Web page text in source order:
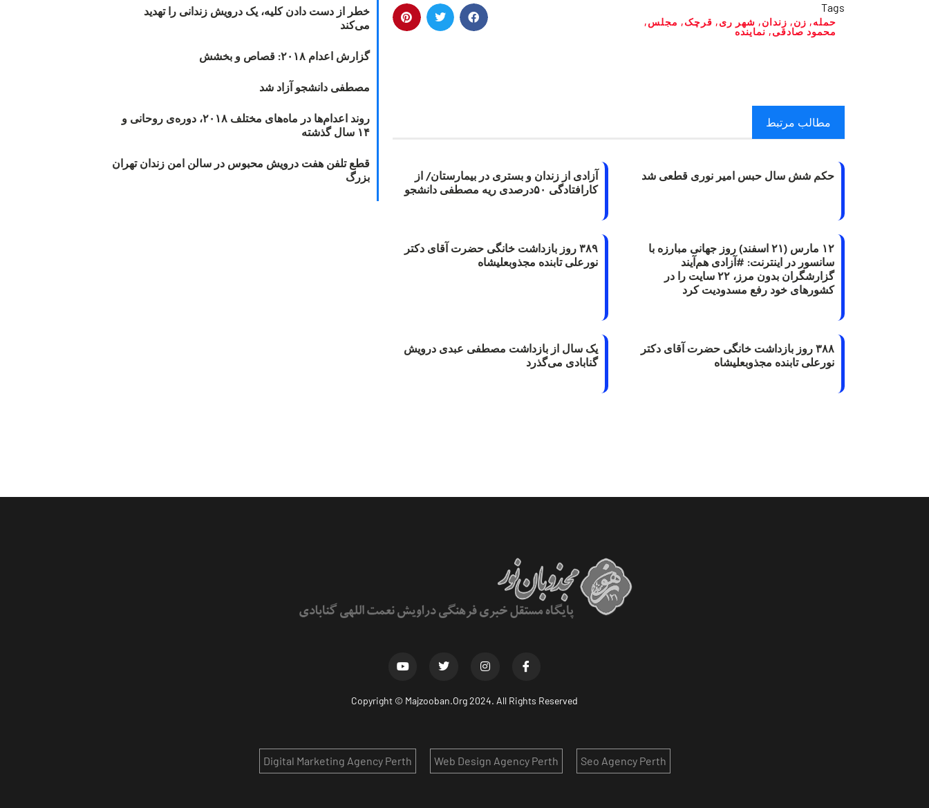
Tags
حمله, زن, زندان, شهر ری, قرچک, مجلس,
محمود صادقی, نماینده
مطالب مرتبط
حکم شش سال حبس امیر نوری قطعی شد
آزادی از زندان و بستری در بیمارستان/ از
کارافتادگی ۵۰درصدی ریه مصطفی دانشجو
۱۲ مارس (۲۱ اسفند) روز جهانی مبارزه با
سانسور در اینترنت: #آزادی هم‌آیند
گزارشگران‌ بدون مرز، ۲۲ سایت را در
کشورهای خود رفع مسدودیت کرد
۳۸۹ روز بازداشت خانگی حضرت آقای دکتر
نورعلی تابنده مجذوبعلیشاه
۳۸۸ روز بازداشت خانگی حضرت آقای دکتر
نورعلی تابنده مجذوبعلیشاه
یک سال از بازداشت مصطفی عبدی درویش
گنابادی می‌گذرد
خطر از دست دادن کلیه، یک درویش زندانی را تهدید
می‌کند
گزارش اعدام ۲۰۱۸: قصاص و بخشش
مصطفی دانشجو آزاد شد
روند اعدام‌ها در ماه‌های مختلف ۲۰۱۸، دوره‌ی روحانی و
۱۴ سال گذشته
قطع تلفن هفت درویش محبوس در سالن امن زندان تهران
بزرگ
Copyright © Majzooban.Org2024. All Rights Reserved
Seo Agency Perth
Web Design Agency Perth
Digital Marketing Agency Perth